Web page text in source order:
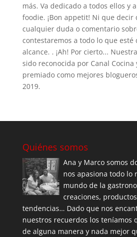
más. Va dedicado a todos ellos y
foodie. ¡Bon appetit! Ni que decir
cualquier duda o comentario
contestaremos a todo lo que
alcance. . ¡Ah! Por cierto...
sido reconocida por Canal Cocina
premiado como mejores
2019.
Quiénes somos
Ana y Marco somos
nos apasiona todo lo
mundo de la
creaciones,
tendencias… Dado que nos
nuestros recuerdos los teníamos
de alguna manera y nada mejor